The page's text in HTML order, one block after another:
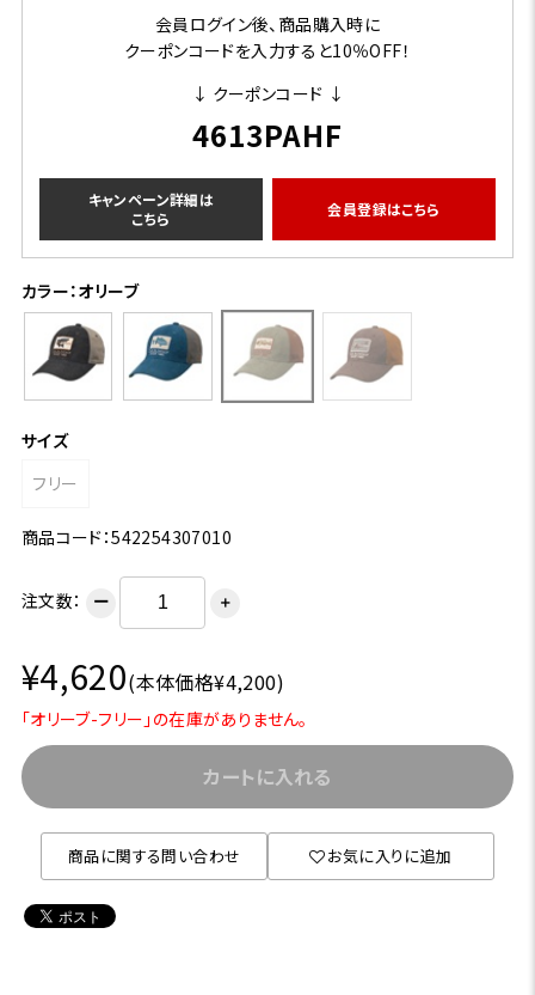
会員ログイン後、商品購入時に
クーポンコードを入力すると10％OFF！
↓ クーポンコード ↓
4613PAHF
キャンペーン詳細は
こちら
会員登録はこちら
カラー：オリーブ
サイズ
フリー
商品コード：542254307010
注文数： ー ＋
¥4,620(本体価格¥4,200)
「オリーブ-フリー」の在庫がありません。
カートに入れる
商品に関する問い合わせ お気に入りに追加